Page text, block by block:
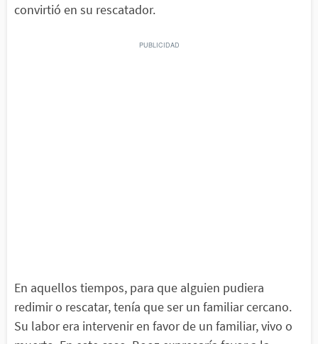
convirtió en su rescatador.
En aquellos tiempos, para que alguien pudiera
redimir o rescatar, tenía que ser un familiar cercano.
Su labor era intervenir en favor de un familiar, vivo o